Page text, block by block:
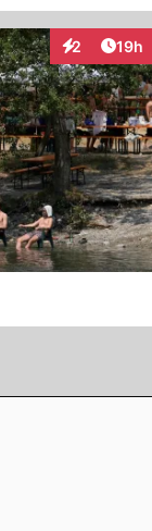
2
Interaktionen
19h